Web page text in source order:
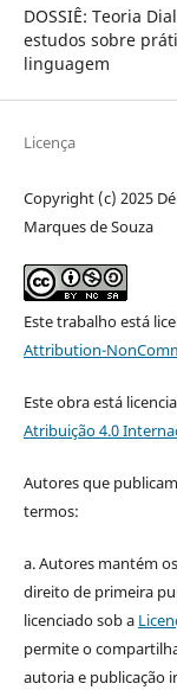
DOSSIÊ: Teoria
estudos sobre
linguagem
Licença
Copyright (c) 2025
Marques de Souza
Este trabalho está
Attribution-
Este obra está
Atribuição 4.0
Autores que
termos:
a. Autores mantém
direito de primeira
licenciado sob a
permite o
autoria e publicação